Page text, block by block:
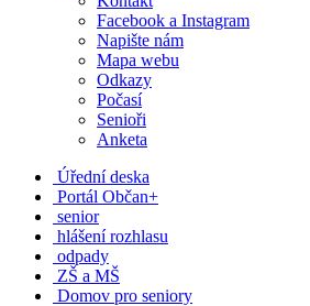
Facebook a Instagram
Napište nám
Mapa webu
Odkazy
Počasí
Senioři
Anketa
Úřední deska
Portál Občan+
senior
hlášení rozhlasu
odpady
ZŠ a MŠ
Domov pro seniory